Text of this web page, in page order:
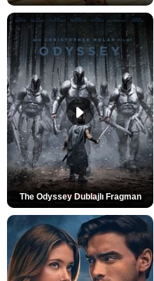
The Odyssey Dublajlı Fragman